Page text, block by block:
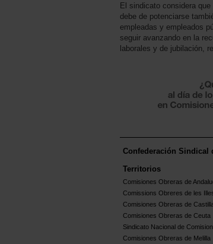
El sindicato considera
debe de potenciarse
empleadas y empleados
seguir avanzando en la
laborales y de jubilación,
Confederación Sindical
Territorios
Comisiones Obreras de
Comissions Obreres de les
Comisiones Obreras de
Comisiones Obreras de Ceuta
Sindicato Nacional de
Comisiones Obreras de Melilla